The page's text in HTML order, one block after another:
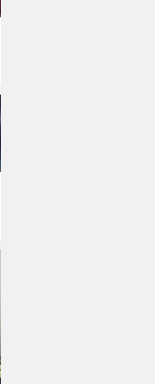
Şehir'e
Avkıran